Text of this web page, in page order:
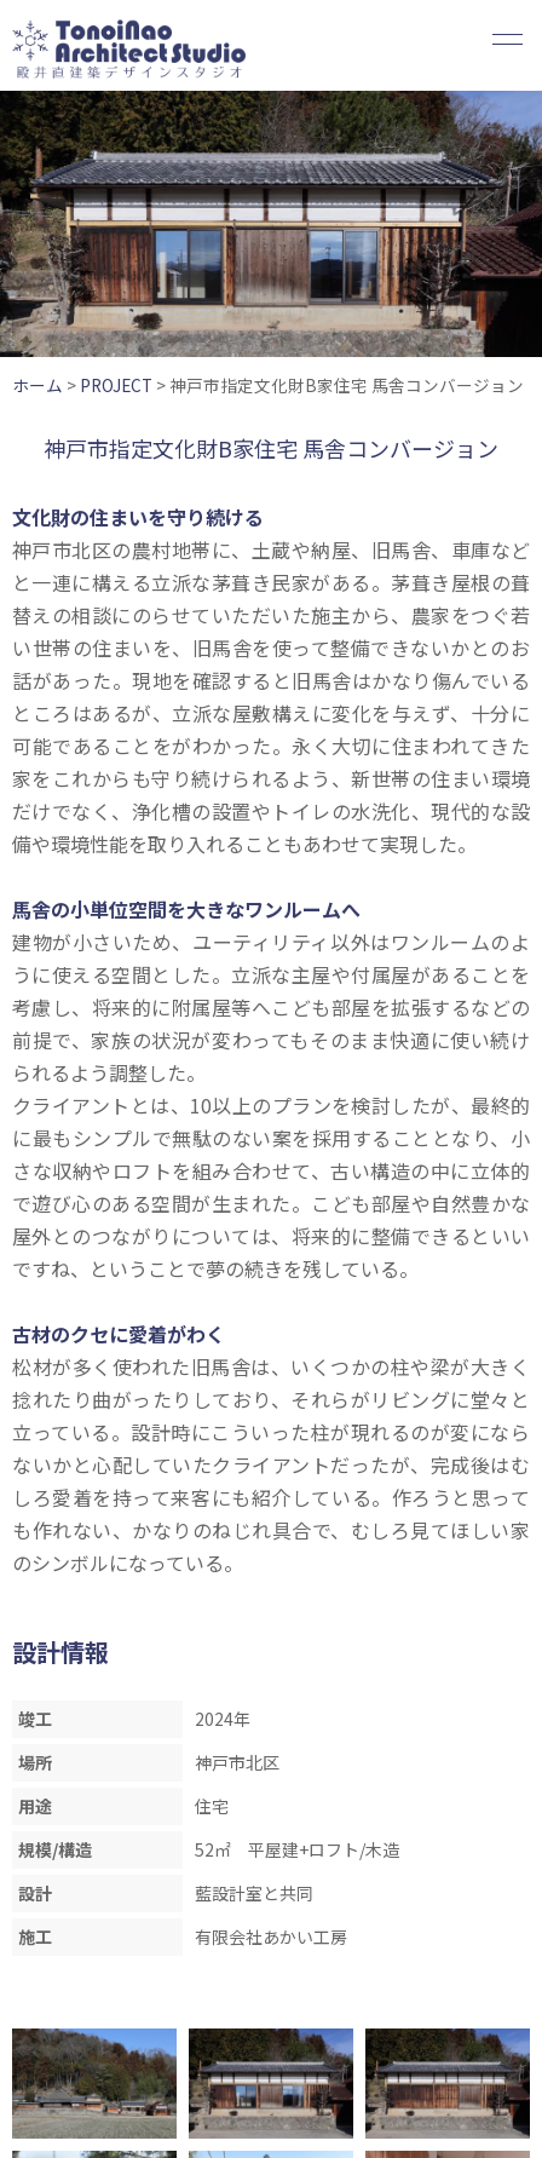
容
を
ス
キ
ッ
プ
ホーム > PROJECT > 神戸市指定文化財B家住宅 馬舎コンバージョン
神戸市指定文化財B家住宅 馬舎コンバージョン
文化財の住まいを守り続ける
神戸市北区の農村地帯に、土蔵や納屋、旧馬舎、車庫など
と一連に構える立派な茅葺き民家がある。茅葺き屋根の葺
替えの相談にのらせていただいた施主から、農家をつぐ若
い世帯の住まいを、旧馬舎を使って整備できないかとのお
話があった。現地を確認すると旧馬舎はかなり傷んでいる
ところはあるが、立派な屋敷構えに変化を与えず、十分に
可能であることをがわかった。永く大切に住まわれてきた
家をこれからも守り続けられるよう、新世帯の住まい環境
だけでなく、浄化槽の設置やトイレの水洗化、現代的な設
備や環境性能を取り入れることもあわせて実現した。
馬舎の小単位空間を大きなワンルームへ
建物が小さいため、ユーティリティ以外はワンルームのよ
うに使える空間とした。立派な主屋や付属屋があることを
考慮し、将来的に附属屋等へこども部屋を拡張するなどの
前提で、家族の状況が変わってもそのまま快適に使い続け
られるよう調整した。
クライアントとは、10以上のプランを検討したが、最終的
に最もシンプルで無駄のない案を採用することとなり、小
さな収納やロフトを組み合わせて、古い構造の中に立体的
で遊び心のある空間が生まれた。こども部屋や自然豊かな
屋外とのつながりについては、将来的に整備できるといい
ですね、ということで夢の続きを残している。
古材のクセに愛着がわく
松材が多く使われた旧馬舎は、いくつかの柱や梁が大きく
捻れたり曲がったりしており、それらがリビングに堂々と
立っている。設計時にこういった柱が現れるのが変になら
ないかと心配していたクライアントだったが、完成後はむ
しろ愛着を持って来客にも紹介している。作ろうと思って
も作れない、かなりのねじれ具合で、むしろ見てほしい家
のシンボルになっている。
設計情報
竣工
2024年
場所
神戸市北区
用途
住宅
規模/構造
52㎡ 平屋建+ロフト/木造
設計
藍設計室と共同
施工
有限会社あかい工房